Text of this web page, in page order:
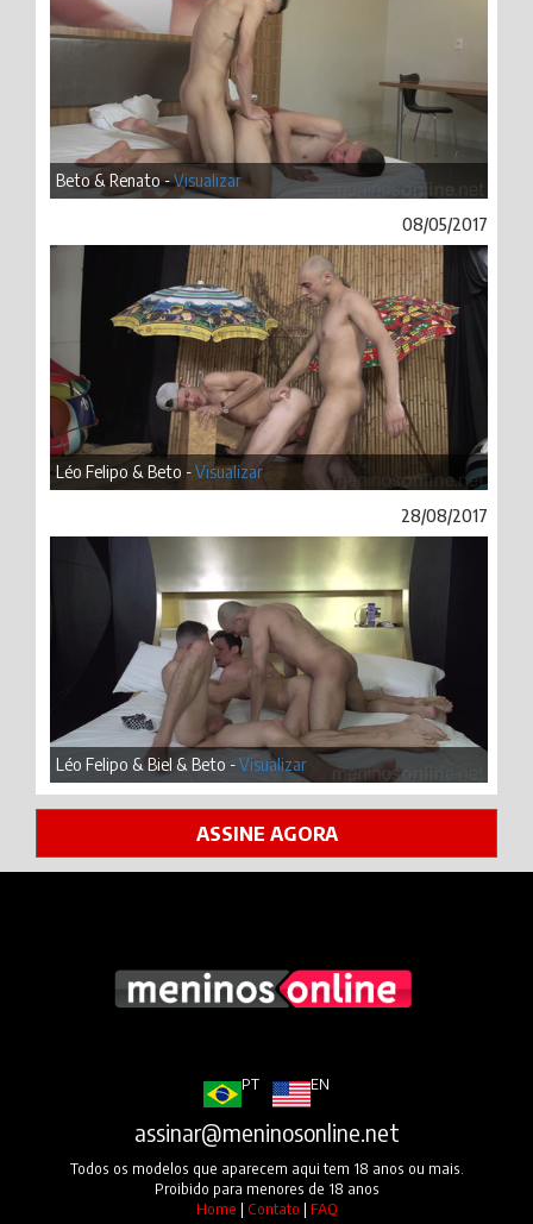
Beto & Renato -Visualizar
08/05/2017
Léo Felipo & Beto -Visualizar
28/08/2017
Léo Felipo & Biel & Beto -Visualizar
ASSINE AGORA
PT EN
assinar@meninosonline.net
Todos os modelos que aparecem aqui tem 18 anos ou mais.
Proibido para menores de 18 anos
Home | Contato | FAQ